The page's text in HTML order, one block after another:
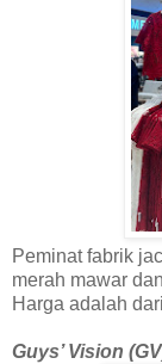
Peminat fabrik
merah mawar
Harga adalah
Guys’ Vision